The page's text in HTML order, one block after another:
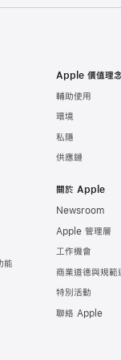
能
Apple 價值理念
輔助使用
環境
私隱
供應鏈
關於 Apple
Newsroom
Apple 管理層
工作機會
商業道德與規範
特別活動
聯絡 Apple